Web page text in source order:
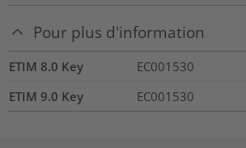
Pour plus d'information
ETIM 8.0 Key
EC001530
ETIM 9.0 Key
EC001530